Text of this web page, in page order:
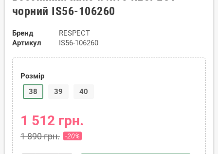
чорний IS56-106260
Бренд
RESPECT
Артикул
IS56-106260
Розмір
38
39 40
1 512 грн.
1 890 грн. -20%